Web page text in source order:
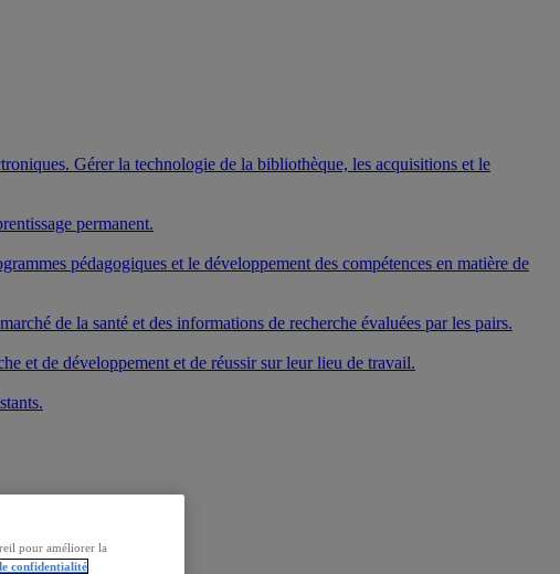
Gérer la technologie de la bibliothèque, les acquisitions et le
permanent.
pédagogiques et le développement des compétences en matière de
de la santé et des informations de recherche évaluées par les pairs.
et de développement et de réussir sur leur lieu de travail.
pour améliorer la
confidentialité